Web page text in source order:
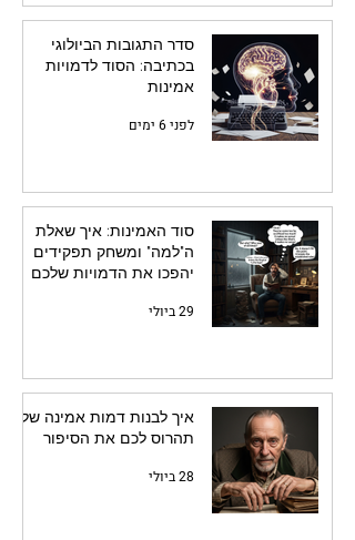
סדר התגובות הביולוגי
בכתיבה: הסוד לדמויות
אמינות
לפני 6 ימים
סוד האמינות: איך שאלת
ה"למה" ומשחק תפקידים
יהפכו את הדמויות שלכם
29 ביולי
איך לבנות דמות אמינה שלא
תהרוס לכם את הסיפור
28 ביולי